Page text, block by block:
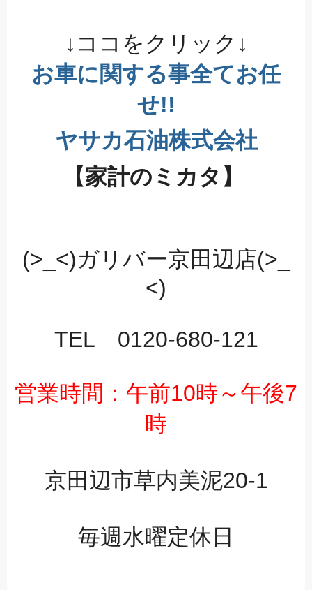
↓ココをクリック↓
お車に関する事全てお任
せ!!
ヤサカ石油株式会社
【家計のミカタ】
(>_<)ガリバー京田辺店(>_
<)
TEL 0120-680-121
営業時間：午前10時～午後7
時
京田辺市草内美泥20-1
毎週水曜定休日